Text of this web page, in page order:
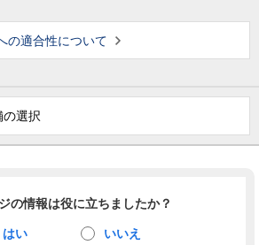
の適合性について
の選択
の情報は役に立ちましたか？
はい いいえ